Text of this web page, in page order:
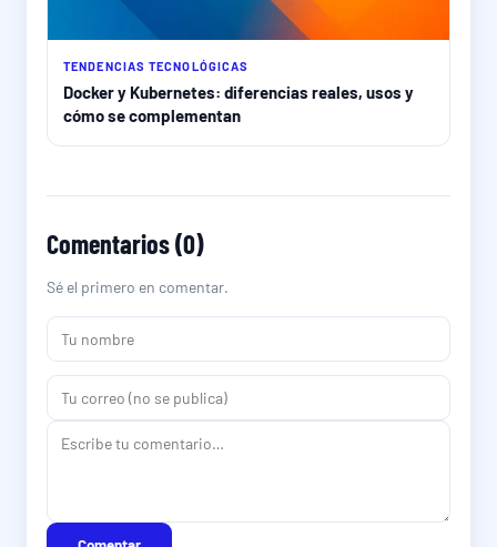
TENDENCIAS TECNOLÓGICAS
Docker y Kubernetes: diferencias reales, usos y
cómo se complementan
Comentarios (0)
Sé el primero en comentar.